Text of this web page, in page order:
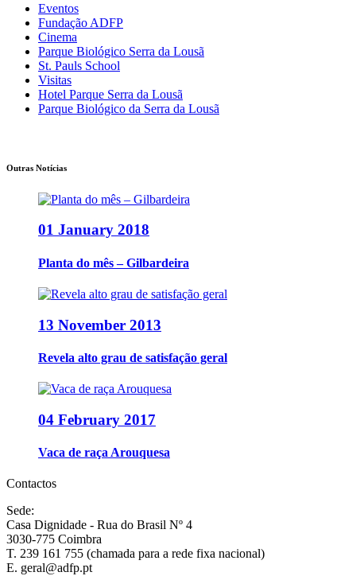
Eventos
Fundação ADFP
Cinema
Parque Biológico Serra da Lousã
St. Pauls School
Visitas
Hotel Parque Serra da Lousã
Parque Biológico da Serra da Lousã
Outras Notícias
01 January 2018
Planta do mês – Gilbardeira
13 November 2013
Revela alto grau de satisfação geral
04 February 2017
Vaca de raça Arouquesa
Contactos
Sede:
Casa Dignidade - Rua do Brasil Nº 4
3030-775 Coimbra
T. 239 161 755 (chamada para a rede fixa nacional)
E. geral@adfp.pt